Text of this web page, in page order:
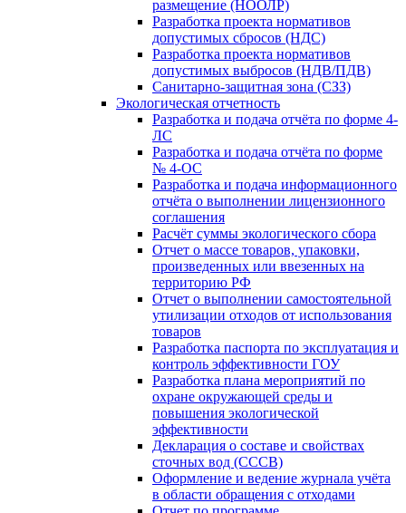
размещение (НООЛР)
Разработка проекта нормативов
допустимых сбросов (НДС)
Разработка проекта нормативов
допустимых выбросов (НДВ/ПДВ)
Санитарно-защитная зона (СЗЗ)
Экологическая отчетность
Разработка и подача отчёта по форме 4-
ЛС
Разработка и подача отчёта по форме
№ 4-ОС
Разработка и подача информационного
отчёта о выполнении лицензионного
соглашения
Расчёт суммы экологического сбора
Отчет о массе товаров, упаковки,
произведенных или ввезенных на
территорию РФ
Отчет о выполнении самостоятельной
утилизации отходов от использования
товаров
Разработка паспорта по эксплуатация и
контроль эффективности ГОУ
Разработка плана мероприятий по
охране окружающей среды и
повышения экологической
эффективности
Декларация о составе и свойствах
сточных вод (СССВ)
Оформление и ведение журнала учёта
в области обращения с отходами